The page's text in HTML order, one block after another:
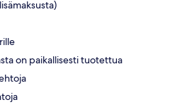
on paikallisesti tuotettua